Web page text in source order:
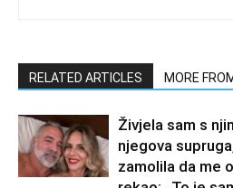
RELATED ARTICLES MORE
Živjela sam s
njegova
zamolila da me